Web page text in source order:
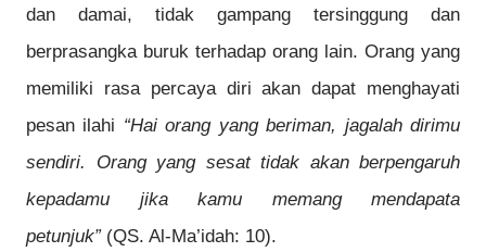
dan damai, tidak gampang tersinggung dan
berprasangka buruk terhadap orang lain. Orang yang
memiliki rasa percaya diri akan dapat menghayati
pesan ilahi “Hai orang yang beriman, jagalah dirimu
sendiri. Orang yang sesat tidak akan berpengaruh
kepadamu jika kamu memang mendapata
petunjuk”(QS. Al-Ma’idah: 10).